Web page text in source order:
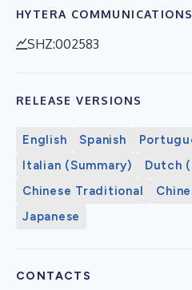
HYTERA COMMUNICATIONS
SHZ:002583
RELEASE VERSIONS
English Spanish
Italian (Summary)
Dutch
Chinese Traditional
Japanese
CONTACTS